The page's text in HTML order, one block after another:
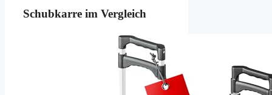
Schubkarre im Vergleich